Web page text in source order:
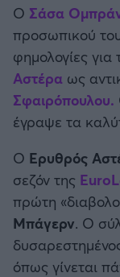
Καλαμάτα
Ηρακλής
Ρεάλ
Ατλέτικο
Ο Σάσα
προσωπικού
φημολογίες
Αστέρα ως
Σφαιρόπουλου.
έγραψε τα
Ο Ερυθρός
σεζόν της
πρώτη
Μπάγερν. Ο
όπως γίνεται